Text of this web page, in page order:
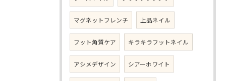
マグネットフレンチ 上品ネイル
フット角質ケア キラキラフットネイル
アシメデザイン シアーホワイト